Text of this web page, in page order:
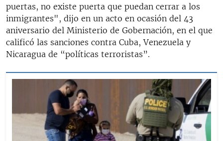
puertas, no existe puerta que puedan cerrar a los
inmigrantes", dijo en un acto en ocasión del 43
aniversario del Ministerio de Gobernación, en el que
calificó las sanciones contra Cuba, Venezuela y
Nicaragua de “políticas terroristas”.